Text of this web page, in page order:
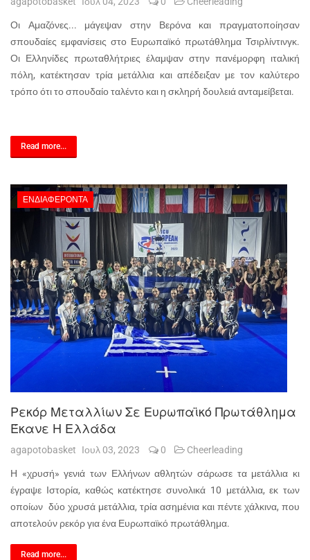
Οι Αμαζόνες... μάγεψαν στην Βερόνα και πραγματοποίησαν
σπουδαίες εμφανίσεις στο Ευρωπαϊκό πρωτάθλημα Τσιρλίντινγκ.
Οι Ελληνίδες πρωταθλήτριες έλαμψαν στην πανέμορφη ιταλική
πόλη, κατέκτησαν τρία μετάλλια και απέδειξαν με τον καλύτερο
τρόπο ότι το σπουδαίο ταλέντο και η σκληρή δουλειά ανταμείβεται.
Read more...
ΕΝΔΙΑΦΈΡΟΝΤΑ
Ρεκόρ Μεταλλίων Σε Ευρωπαϊκό Πρωτάθλημα
Έκανε Η Ελλάδα
agapotobasket Ιουλ 03, 2023 0 Cheerleading
Η «χρυσή» γενιά των Ελλήνων αθλητών σάρωσε τα μετάλλια κι
έγραψε Ιστορία, καθώς κατέκτησε συνολικά 10 μετάλλια, εκ των
οποίων δύο χρυσά μετάλλια, τρία ασημένια και πέντε χάλκινα, που
αποτελούν ρεκόρ για ένα Ευρωπαϊκό πρωτάθλημα.
Read more...